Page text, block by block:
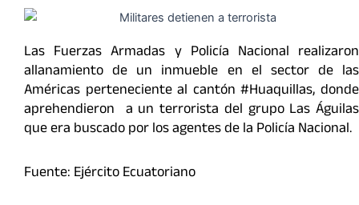
Las Fuerzas Armadas y Policía Nacional realizaron
allanamiento de un inmueble en el sector de las
Américas perteneciente al cantón #Huaquillas, donde
aprehendieron a un terrorista del grupo Las Águilas
que era buscado por los agentes de la Policía Nacional.
Fuente: Ejército Ecuatoriano